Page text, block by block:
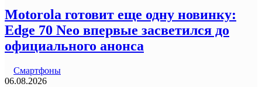
Motorola готовит еще одну новинку:
Edge 70 Neo впервые засветился до
официального анонса
Смартфоны
06.08.2026